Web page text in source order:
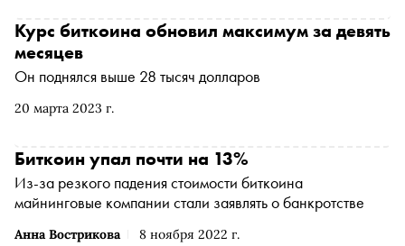
20 марта 2023 г.
Курс биткоина обновил максимум за девять
месяцев
Он поднялся выше 28 тысяч долларов
Анна Вострикова 8 ноября 2022 г.
Биткоин упал почти на 13%
Из-за резкого падения стоимости биткоина
майнинговые компании стали заявлять о банкротстве